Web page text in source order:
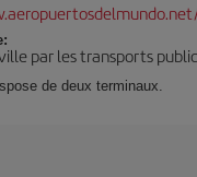
par les transports
de deux terminaux.